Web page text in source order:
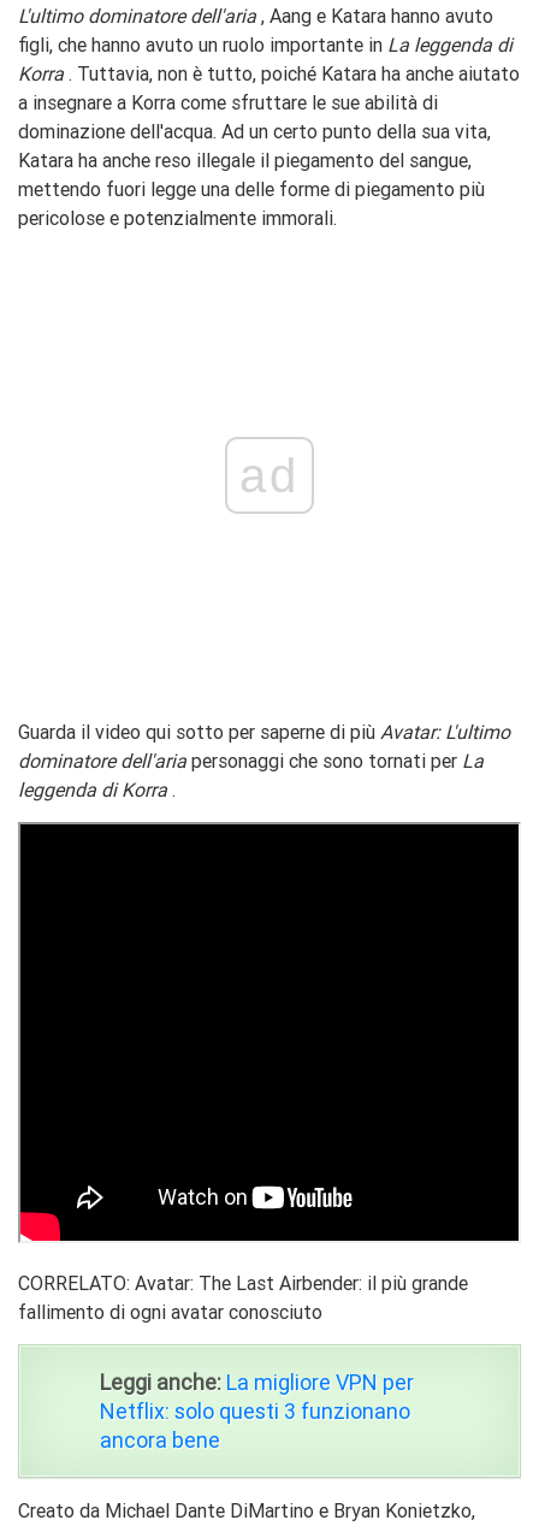
L'ultimo dominatore dell'aria , Aang e Katara hanno avuto
figli, che hanno avuto un ruolo importante in La leggenda di
Korra . Tuttavia, non è tutto, poiché Katara ha anche aiutato
a insegnare a Korra come sfruttare le sue abilità di
dominazione dell'acqua. Ad un certo punto della sua vita,
Katara ha anche reso illegale il piegamento del sangue,
mettendo fuori legge una delle forme di piegamento più
pericolose e potenzialmente immorali.
ad
Guarda il video qui sotto per saperne di più Avatar: L'ultimo
dominatore dell'aria personaggi che sono tornati per La
leggenda di Korra .
CORRELATO: Avatar: The Last Airbender: il più grande
fallimento di ogni avatar conosciuto
Leggi anche: La migliore VPN per
Netflix: solo questi 3 funzionano
ancora bene
Creato da Michael Dante DiMartino e Bryan Konietzko,